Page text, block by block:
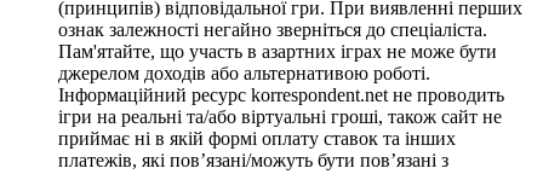
(принципів) відповідальної гри. При виявленні перших
ознак залежності негайно зверніться до спеціаліста.
Пам'ятайте, що участь в азартних іграх не може бути
джерелом доходів або альтернативою роботі.
Інформаційний ресурс korrespondent.net не проводить
ігри на реальні та/або віртуальні гроші, також сайт не
приймає ні в якій формі оплату ставок та інших
платежів, які пов’язані/можуть бути пов’язані з